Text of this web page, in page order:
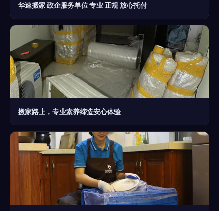
华速搬家 政企服务单位 专业 正规 放心托付
搬家路上，专业素养缔造安心体验